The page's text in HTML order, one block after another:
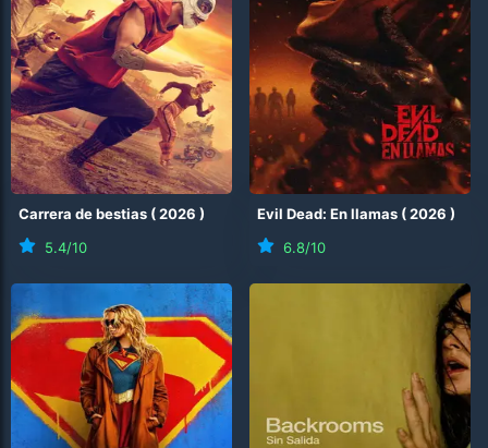
Carrera de bestias (2026 )
5.4/10
Evil Dead: En llamas (2026 )
6.8/10